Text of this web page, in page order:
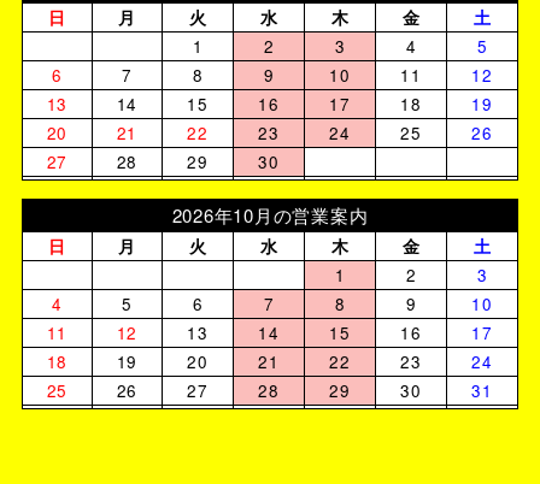
日 月 火 水 木 金
土
1
2 3 4
5
6
7 8 9 10 11
12
13
14 15 16 17 18
19
20
21 22 23 24 25
26
27
28 29 30
2026年10月の営業案内
日 月 火 水 木 金
土
1
2
3
4
5 6 7 8 9
10
11
12 13 14 15 16
17
18
19 20 21 22 23
24
25
26 27 28 29 30 31